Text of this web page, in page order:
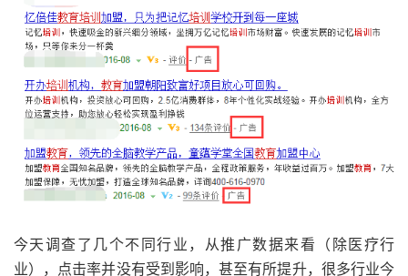
今天调查了几个不同行业，从推广数据来看（除医疗行
业），点击率并没有受到影响，甚至有所提升，很多行业今